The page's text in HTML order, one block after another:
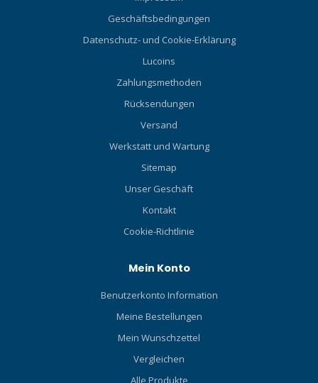
Geschäftsbedingungen
Datenschutz- und Cookie-Erklärung
Lucoins
Zahlungsmethoden
Rücksendungen
Versand
Werkstatt und Wartung
Sitemap
Unser Geschäft
Kontakt
Cookie-Richtlinie
Mein Konto
Benutzerkonto Information
Meine Bestellungen
Mein Wunschzettel
Vergleichen